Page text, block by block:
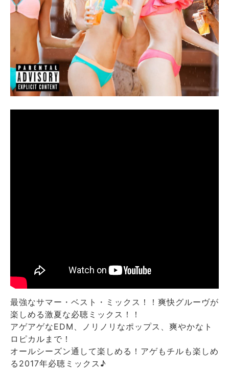
最強なサマー・ベスト・ミックス！！爽快グルーヴが
楽しめる激夏な必聴ミックス！！
アゲアゲなEDM、ノリノリなポップス、爽やかなト
ロピカルまで！
オールシーズン通して楽しめる！アゲもチルも楽しめ
る2017年必聴ミックス♪